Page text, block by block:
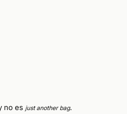
no es just another bag.